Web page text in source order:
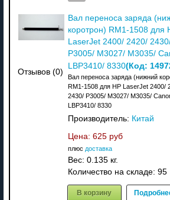
Отзывов (0)
Вал переноса заряда
коротрон) RM1-1508 для
LaserJet 2400/ 2420/
P3005/ M3027/ M3035/
LBP3410/ 8330(Код:
Вал переноса заряда (нижний
RM1-1508 для HP LaserJet 2400/
2430/ P3005/ M3027/ M3035/
LBP3410/ 8330
Производитель: Китай
Цена: 625 руб
плюс доставка
Вес: 0.135 кг.
Количество на складе: 95
В корзину